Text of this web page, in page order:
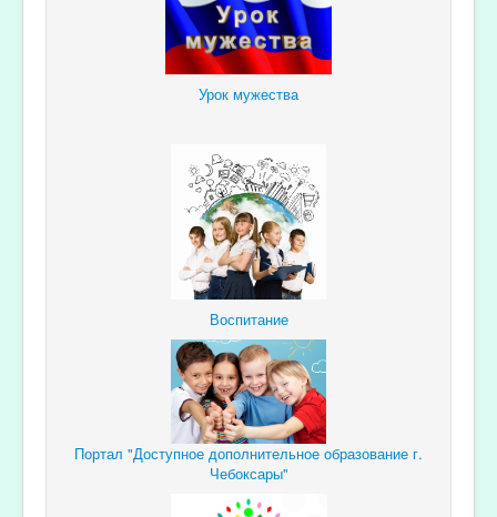
Урок мужества
Воспитание
Портал "Доступное дополнительное образование г.
Чебоксары"